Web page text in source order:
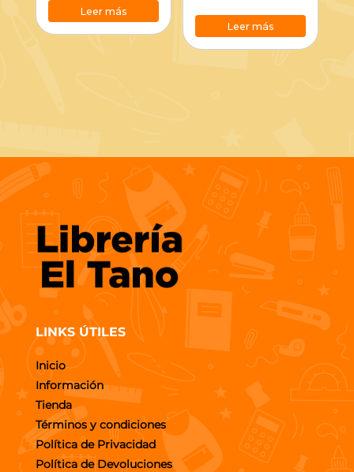
Leer más
Leer más
LINKS ÚTILES
Inicio
Información
Tienda
Términos y condiciones
Política de Privacidad
Política de Devoluciones